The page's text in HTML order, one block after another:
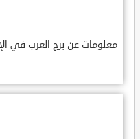
معلومات عن برج العرب في